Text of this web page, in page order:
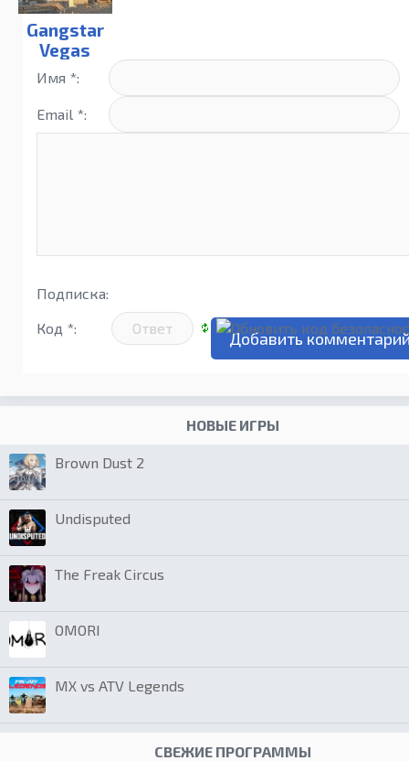
Gangstar
Vegas
Имя *:
Email *:
Подписка:
Код *:
НОВЫЕ ИГРЫ
Brown Dust 2
Undisputed
The Freak Circus
OMORI
MX vs ATV Legends
СВЕЖИЕ ПРОГРАММЫ